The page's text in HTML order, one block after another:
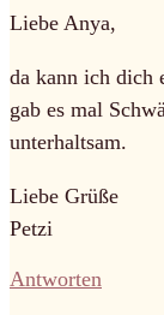
Liebe Anya,
da kann ich dich
gab es mal
unterhaltsam.
Liebe Grüße
Petzi
Antworten